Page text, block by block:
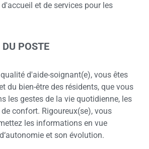
et de services pour les
POSTE
d'aide-soignant(e), vous êtes
du bien-être des résidents, que vous
les gestes de la vie quotidienne, les
confort. Rigoureux(se), vous
les informations en vue
et son évolution.